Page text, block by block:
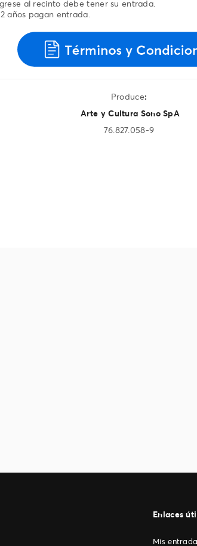
al recinto debe tener su entrada.
años pagan entrada.
Produce:
Arte y Cultura Sono SpA
76.827.058-9
Enlaces
Mis